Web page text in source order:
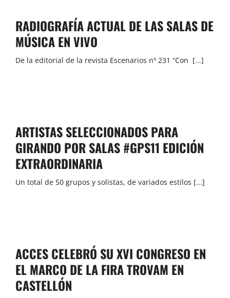
RADIOGRAFÍA ACTUAL DE LAS SALAS DE
MÚSICA EN VIVO
De la editorial de la revista Escenarios nº 231 “Con [...]
ARTISTAS SELECCIONADOS PARA
GIRANDO POR SALAS #GPS11 EDICIÓN
EXTRAORDINARIA
Un total de 50 grupos y solistas, de variados estilos [...]
ACCES CELEBRÓ SU XVI CONGRESO EN
EL MARCO DE LA FIRA TROVAM EN
CASTELLÓN